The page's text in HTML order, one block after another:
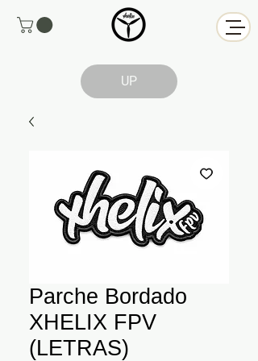
UP
Parche Bordado
XHELIX FPV
(LETRAS)